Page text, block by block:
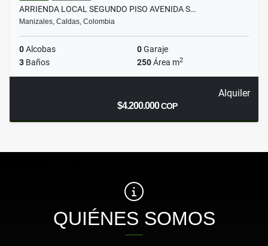
ARRIENDA LOCAL SEGUNDO PISO AVENIDA S…
Manizales, Caldas, Colombia
0Alcobas 0Garaje
3 Baños 250Área m2
Alquiler
$4.200.000COP
QUIÉNES SOMOS